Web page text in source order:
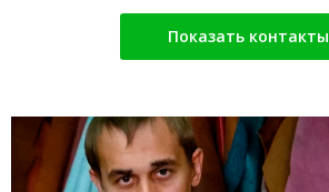
Показать контакты